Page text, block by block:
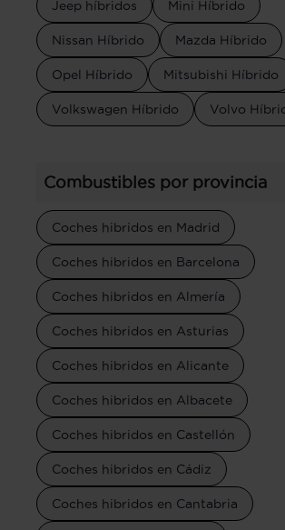
Jeep híbridos Mini Híbrido
Nissan Híbrido Mazda Híbrido
Opel Híbrido Mitsubishi Híbrido
Volkswagen Híbrido Volvo
Combustibles por provincia
Coches hibridos en Madrid
Coches hibridos en Barcelona
Coches hibridos en Almería
Coches hibridos en Asturias
Coches hibridos en Alicante
Coches hibridos en Albacete
Coches hibridos en Castellón
Coches hibridos en Cádiz
Coches hibridos en Cantabria